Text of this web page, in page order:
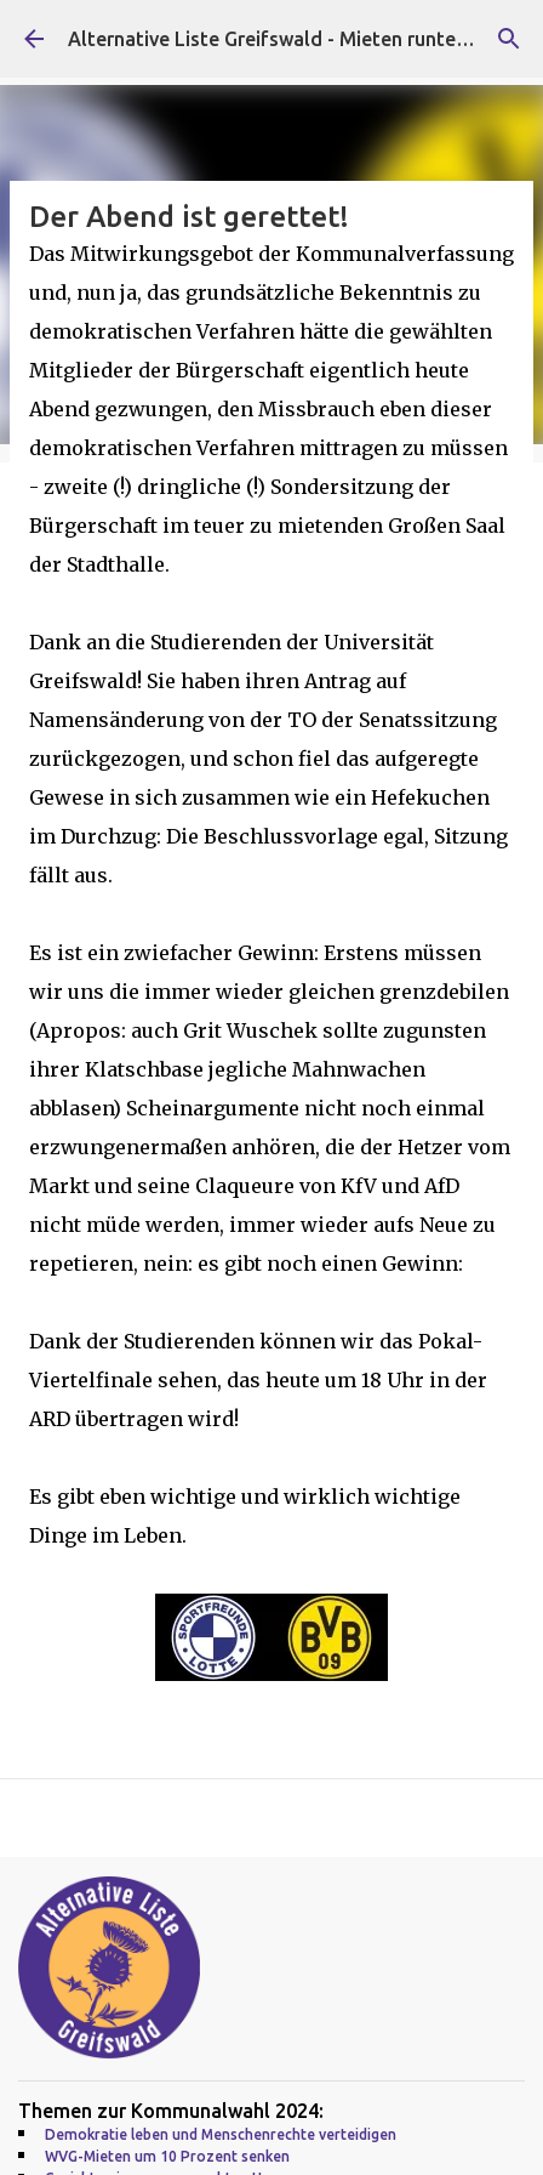
Direkt zum Hauptbereich Alternative Liste Greifswald - Mieten runter, Faschist*innen raus!
Der Abend ist gerettet!
Das Mitwirkungsgebot der Kommunalverfassung
und, nun ja, das grundsätzliche Bekenntnis zu
demokratischen Verfahren hätte die gewählten
Mitglieder der Bürgerschaft eigentlich heute
Abend gezwungen, den Missbrauch eben dieser
demokratischen Verfahren mittragen zu müssen
- zweite (!) dringliche (!) Sondersitzung der
Bürgerschaft im teuer zu mietenden Großen Saal
der Stadthalle.
Dank an die Studierenden der Universität
Greifswald! Sie haben ihren Antrag auf
Namensänderung von der TO der Senatssitzung
zurückgezogen, und schon fiel das aufgeregte
Gewese in sich zusammen wie ein Hefekuchen
im Durchzug: Die Beschlussvorlage egal, Sitzung
fällt aus.
Es ist ein zwiefacher Gewinn: Erstens müssen
wir uns die immer wieder gleichen grenzdebilen
(Apropos: auch Grit Wuschek sollte zugunsten
ihrer Klatschbase jegliche Mahnwachen
abblasen) Scheinargumente nicht noch einmal
erzwungenermaßen anhören, die der Hetzer vom
Markt und seine Claqueure von KfV und AfD
nicht müde werden, immer wieder aufs Neue zu
repetieren, nein: es gibt noch einen Gewinn:
Dank der Studierenden können wir das Pokal-
Viertelfinale sehen, das heute um 18 Uhr in der
ARD übertragen wird!
Es gibt eben wichtige und wirklich wichtige
Dinge im Leben.
Themen zur Kommunalwahl 2024:
Demokratie leben und Menschenrechte verteidigen
WVG-Mieten um 10 Prozent senken